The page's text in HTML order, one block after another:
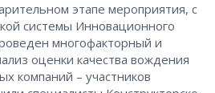
этапе мероприятия, с
системы Инновационного
многофакторный и
оценки качества вождения
компаний – участников